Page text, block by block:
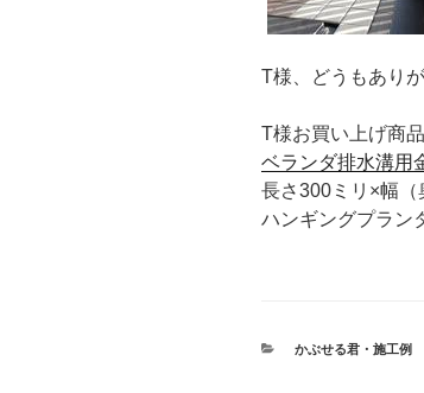
T様、どうもあり
T様お買い上げ商品
ベランダ排水溝用
長さ300ミリ×幅
ハンギングプラン
カ
かぶせる君・施工例